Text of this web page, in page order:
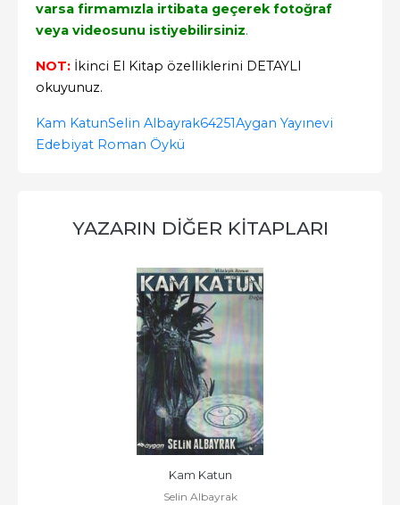
varsa firmamızla irtibata geçerek fotoğraf
veya videosunu istiyebilirsiniz.
NOT: İkinci El Kitap özelliklerini DETAYLI
okuyunuz.
Kam KatunSelin Albayrak64251Aygan Yayınevi
Edebiyat Roman Öykü
YAZARIN DIĞER KITAPLARI
Kam Katun
Selin Albayrak